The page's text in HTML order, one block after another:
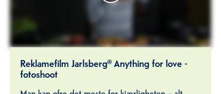
Reklamefilm Jarlsberg® Anything for love -
fotoshoot